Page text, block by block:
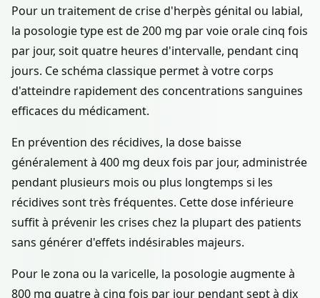
Pour un traitement de crise d'herpès génital ou labial,
la posologie type est de 200 mg par voie orale cinq fois
par jour, soit quatre heures d'intervalle, pendant cinq
jours. Ce schéma classique permet à votre corps
d'atteindre rapidement des concentrations sanguines
efficaces du médicament.
En prévention des récidives, la dose baisse
généralement à 400 mg deux fois par jour, administrée
pendant plusieurs mois ou plus longtemps si les
récidives sont très fréquentes. Cette dose inférieure
suffit à prévenir les crises chez la plupart des patients
sans générer d'effets indésirables majeurs.
Pour le zona ou la varicelle, la posologie augmente à
800 mg quatre à cinq fois par jour pendant sept à dix